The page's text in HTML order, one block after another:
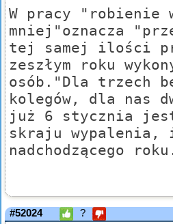
W pracy "robienie
mniej"oznacza
tej samej ilości
zeszłym roku
osób."Dla trzech
kolegów, dla nas
już 6 stycznia
skraju wypalenia,
nadchodzącego
#52024 ?